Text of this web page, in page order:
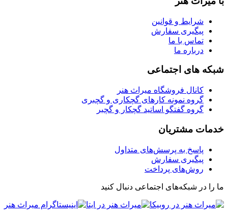
شرایط و قوانین
پیگیری سفارش
تماس با ما
درباره ما
شبکه های اجتماعی
کانال فروشگاه میراث هنر
گروه نمونه کارهای گچکاری و گچبری
گروه گفتگو اساتید گچکار و گچبر
خدمات مشتریان
پاسخ به پرسش‌های متداول
پیگیری سفارش
روش‌های پرداخت
ما را در شبکه‌های اجتماعی دنبال کنید